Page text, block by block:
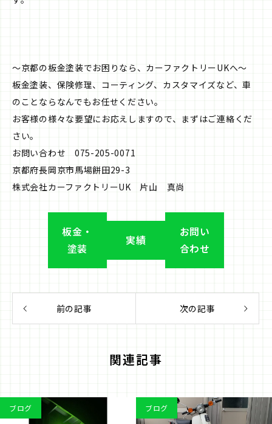
〜京都の板金塗装でお困りなら、カーファクトリーUKへ〜
板金塗装、保険修理、コーティング、カスタマイズなど、車
のことならなんでもお任せください。
お客様の様々な要望にお応えしますので、まずはご連絡くだ
さい。
お問い合わせ 075-205-0071
京都府長岡京市馬場餅田29-3
株式会社カーファクトリーUK 片山 真尚
板金・
塗装
実績
お問い
合わせ
前の記事 次の記事
関連記事
ブログ ブログ